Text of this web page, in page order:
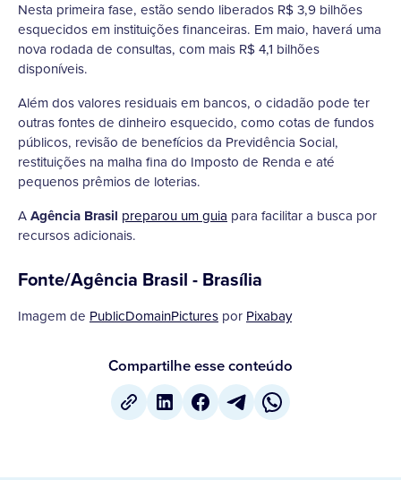
Nesta primeira fase, estão sendo liberados R$ 3,9 bilhões
esquecidos em instituições financeiras. Em maio, haverá uma
nova rodada de consultas, com mais R$ 4,1 bilhões
disponíveis.
Além dos valores residuais em bancos, o cidadão pode ter
outras fontes de dinheiro esquecido, como cotas de fundos
públicos, revisão de benefícios da Previdência Social,
restituições na malha fina do Imposto de Renda e até
pequenos prêmios de loterias.
AAgência Brasil preparou um guia para facilitar a busca por
recursos adicionais.
Fonte/Agência Brasil - Brasília
Imagem de PublicDomainPictures por Pixabay
Compartilhe esse conteúdo